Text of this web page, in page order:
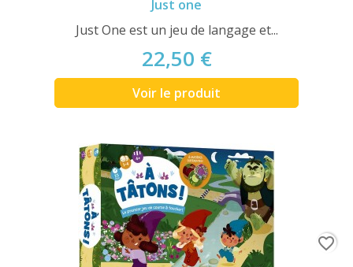
Just one
Just One est un jeu de langage et...
22,50 €
Voir le produit
favorite_border